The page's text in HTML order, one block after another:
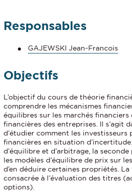
Responsables
GAJEWSKI Jean-Francois
Objectifs
L’objectif du cours de théorie
comprendre les mécanismes
équilibres sur les marchés financiers
financières des entreprises. Il s’agit
d’étudier comment les investisseurs
financières en situation
d’équilibre et d’arbitrage, la
les modèles d’équilibre de prix sur
d’en déduire certaines propriétés.
consacrée à l’évaluation des titres
options).